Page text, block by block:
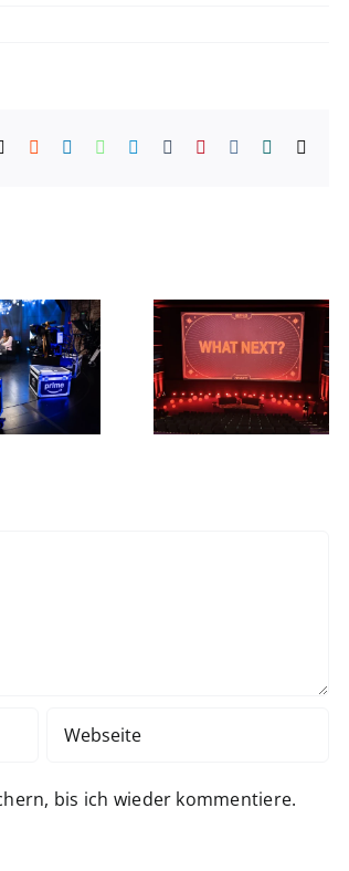
Reddit LinkedInWhatsAppTelegram
TumblrPinterest Xing
Netflix
kündigt neue
Serien, Filme
und Reality-
Formate an
„The Amazing
Digital
Circus“
kommt ins
Kino
bis ich wieder kommentiere.